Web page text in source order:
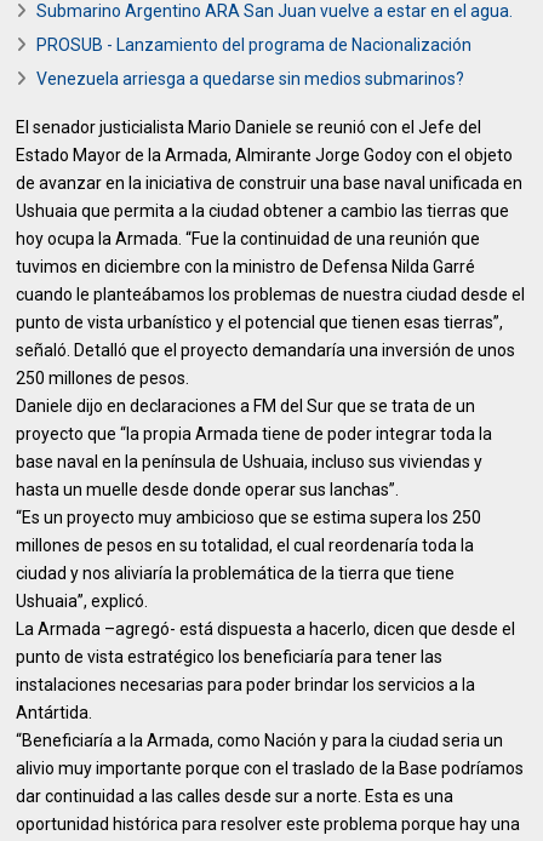
Submarino Argentino ARA San Juan vuelve a estar en el agua.
PROSUB - Lanzamiento del programa de Nacionalización
Venezuela arriesga a quedarse sin medios submarinos?
El senador justicialista Mario Daniele se reunió con el Jefe del
Estado Mayor de la Armada, Almirante Jorge Godoy con el objeto
de avanzar en la iniciativa de construir una base naval unificada en
Ushuaia que permita a la ciudad obtener a cambio las tierras que
hoy ocupa la Armada. “Fue la continuidad de una reunión que
tuvimos en diciembre con la ministro de Defensa Nilda Garré
cuando le planteábamos los problemas de nuestra ciudad desde el
punto de vista urbanístico y el potencial que tienen esas tierras”,
señaló. Detalló que el proyecto demandaría una inversión de unos
250 millones de pesos.
Daniele dijo en declaraciones a FM del Sur que se trata de un
proyecto que “la propia Armada tiene de poder integrar toda la
base naval en la península de Ushuaia, incluso sus viviendas y
hasta un muelle desde donde operar sus lanchas”.
“Es un proyecto muy ambicioso que se estima supera los 250
millones de pesos en su totalidad, el cual reordenaría toda la
ciudad y nos aliviaría la problemática de la tierra que tiene
Ushuaia”, explicó.
La Armada –agregó- está dispuesta a hacerlo, dicen que desde el
punto de vista estratégico los beneficiaría para tener las
instalaciones necesarias para poder brindar los servicios a la
Antártida.
“Beneficiaría a la Armada, como Nación y para la ciudad seria un
alivio muy importante porque con el traslado de la Base podríamos
dar continuidad a las calles desde sur a norte. Esta es una
oportunidad histórica para resolver este problema porque hay una